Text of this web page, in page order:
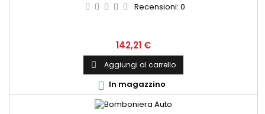
Recensioni: 0
Prezzo
142,21 €
 Aggiungi al carrello
 In magazzino